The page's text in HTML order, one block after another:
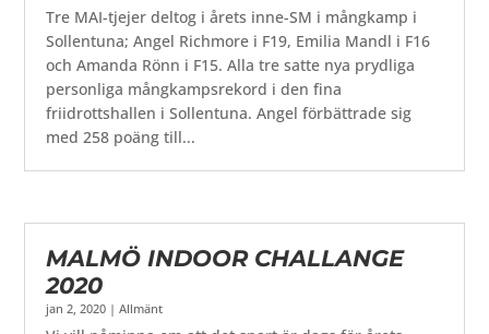
Tre MAI-tjejer deltog i årets inne-SM i mångkamp i
Sollentuna; Angel Richmore i F19, Emilia Mandl i F16
och Amanda Rönn i F15. Alla tre satte nya prydliga
personliga mångkampsrekord i den fina
friidrottshallen i Sollentuna. Angel förbättrade sig
med 258 poäng till...
MALMÖ INDOOR CHALLANGE
2020
jan 2, 2020 |Allmänt